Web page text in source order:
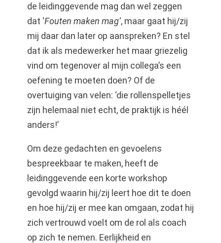
de leidinggevende mag dan wel zeggen
dat ‘Fouten maken mag’, maar gaat hij/zij
mij daar dan later op aanspreken? En stel
dat ik als medewerker het maar griezelig
vind om tegenover al mijn collega’s een
oefening te moeten doen? Of de
overtuiging van velen: ‘die rollenspelletjes
zijn helemaal niet echt, de praktijk is héél
anders!’
Om deze gedachten en gevoelens
bespreekbaar te maken, heeft de
leidinggevende een korte workshop
gevolgd waarin hij/zij leert hoe dit te doen
en hoe hij/zij er mee kan omgaan, zodat hij
zich vertrouwd voelt om de rol als coach
op zich te nemen. Eerlijkheid en